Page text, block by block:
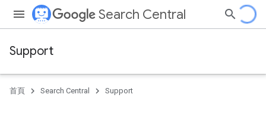
Search Central
Support
首頁 Search Central Support